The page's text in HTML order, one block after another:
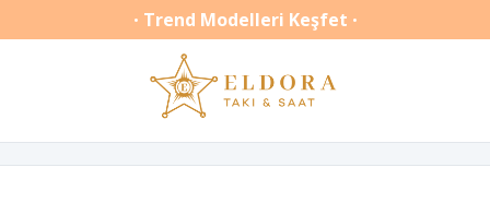
• Trend Modelleri Keşfet •